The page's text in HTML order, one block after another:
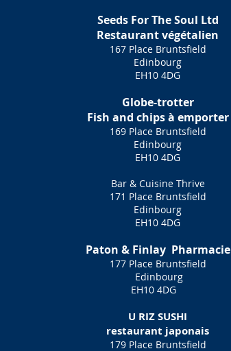
Seeds For The Soul Ltd
Restaurant végétalien
167 Place Bruntsfield
Edinbourg
EH10 4DG
Globe-trotter
Fish and chips à emporter
169 Place Bruntsfield
Edinbourg
EH10 4DG
Bar & Cuisine Thrive
171 Place Bruntsfield
Edinbourg
EH10 4DG
Paton & Finlay Pharmacie
177 Place Bruntsfield
Edinbourg
EH10 4DG
U RIZ SUSHI
restaurant japonais
179 Place Bruntsfield